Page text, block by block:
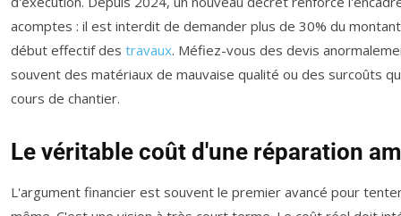
acomptes : il est interdit de demander plus de 30% du
début effectif des travaux. Méfiez-vous des devis
souvent des matériaux de mauvaise qualité ou des surcoûts
cours de chantier.
Le véritable coût d'une réparation
L'argument financier est souvent le premier avancé pour